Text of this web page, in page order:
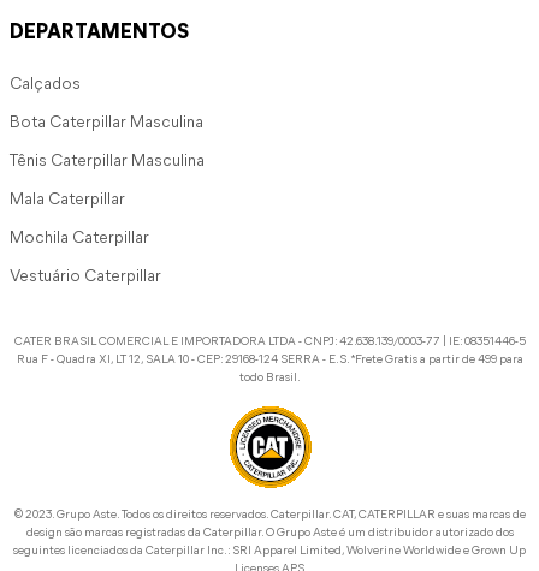
DEPARTAMENTOS
Calçados
Bota Caterpillar Masculina
Tênis Caterpillar Masculina
Mala Caterpillar
Mochila Caterpillar
Vestuário Caterpillar
CATER BRASIL COMERCIAL E IMPORTADORA LTDA - CNPJ: 42.638.139/0003-77 | IE: 08351446-5
Rua F - Quadra XI, LT 12, SALA 10 - CEP: 29168-124 SERRA - E.S. *Frete Gratis a partir de 499 para
todo Brasil.
©️ 2023. Grupo Aste. Todos os direitos reservados. Caterpillar. CAT, CATERPILLAR e suas marcas de
design são marcas registradas da Caterpillar. O Grupo Aste é um distribuidor autorizado dos
seguintes licenciados da Caterpillar Inc.: SRI Apparel Limited, Wolverine Worldwide e Grown Up